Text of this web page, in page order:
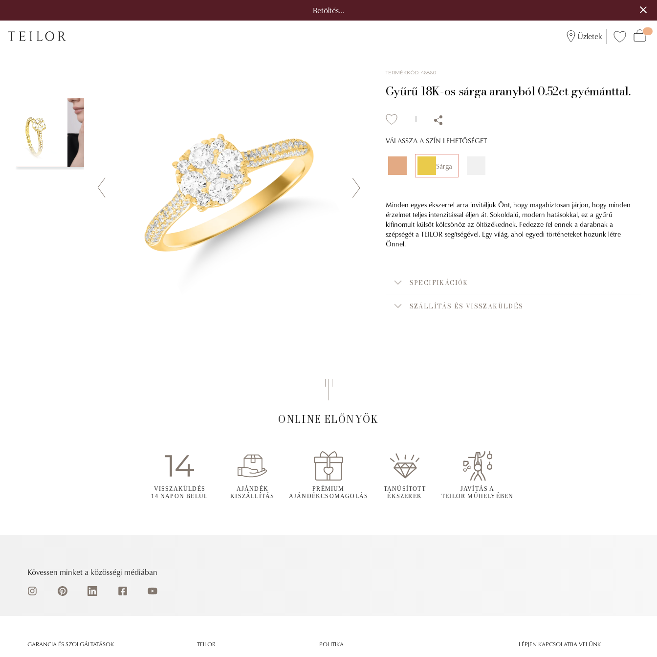
Betöltés...
Üzletek
TERMÉKKÓD:46860
Gyűrű 18K-os sárga aranyból 0.52ct gyémánttal.
VÁLASSZA A SZÍN LEHETŐSÉGET
Sárga
Minden egyes ékszerrel arra invitáljuk Önt, hogy magabiztosan járjon, hogy minden
érzelmet teljes intenzitással éljen át. Sokoldalú, modern hatásokkal, ez a gyűrű
kifinomult külsőt kölcsönöz az öltözékednek. Fedezze fel ennek a darabnak a
szépségét a TEILOR segítségével. Egy világ, ahol egyedi történeteket hozunk létre
Önnel.
SPECIFIKÁCIÓK
SZÁLLÍTÁS ÉS VISSZAKÜLDÉS
ONLINE ELŐNYÖK
VISSZAKÜLDÉS
14 NAPON BELÜL
AJÁNDÉK
KISZÁLLÍTÁS
PRÉMIUM
AJÁNDÉKCSOMAGOLÁS
TANÚSÍTOTT
ÉKSZEREK
JAVÍTÁS A
TEILOR MŰHELYÉBEN
Kövessen minket a közösségi médiában
GARANCIA ÉS SZOLGÁLTATÁSOK TEILOR POLITIKA LÉPJEN KAPCSOLATBA VELÜNK